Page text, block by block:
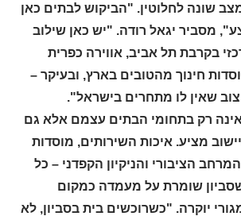
שונה לחלוטין. "הביקוש לבתים כאן
מסביר יגאל רודה. "יש כאן שילוב
בקרבת תל אביב, אווירה כפרית
חינוך מהטובים בארץ, ובעיקר –
שאין לו מתחרים בישראל".
אינה רק בתחומי הבתים עצמם אלא גם
מציע. איכות השירותים, מוסדות
הציבורי והניקיון הקפדני – כל
שומרת על מעמדה כמקום
יוקרה. "כשרוכשים בית בסביון, לא